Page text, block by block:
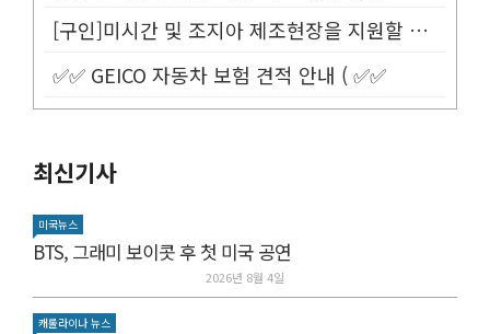
[구인]미시간 및 조지아 제조현장을 지원할 Customer Service...
✅✅ GEICO 자동차 보험 견적 안내 ( ✅✅
최신기사
미국뉴스
BTS, 그래미 보이콧 후 첫 미국 공연
2026년 8월 4일
캐롤라이나 뉴스